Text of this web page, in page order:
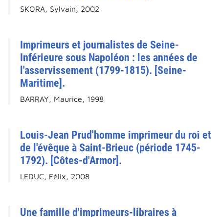
SKORA, Sylvain, 2002
Imprimeurs et journalistes de Seine-
Inférieure sous Napoléon : les années de
l'asservissement (1799-1815). [Seine-
Maritime].
BARRAY, Maurice, 1998
Louis-Jean Prud'homme imprimeur du roi et
de l'évêque à Saint-Brieuc (période 1745-
1792). [Côtes-d'Armor].
LEDUC, Félix, 2008
Une famille d'imprimeurs-libraires à